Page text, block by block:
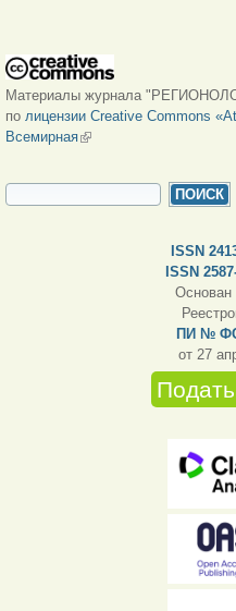
Материалы журнала
по лицензии Creative Commons
Всемирная(внешняя ссылка)
ФОРМА ПОИСКА
ISSN
ISSN
Основан
ПИ №
от 27